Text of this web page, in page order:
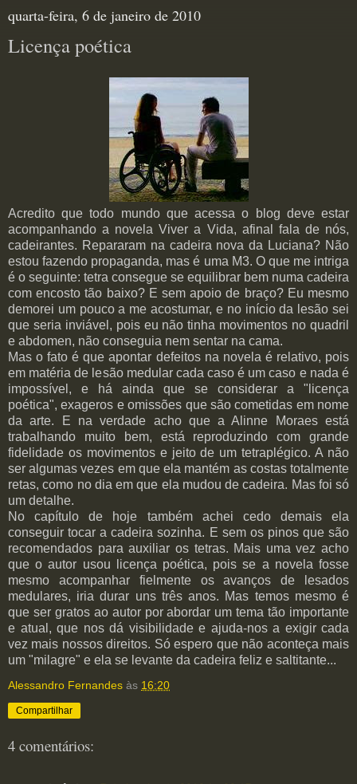
quarta-feira, 6 de janeiro de 2010
Licença poética
Acredito que todo mundo que acessa o blog deve estar
acompanhando a novela Viver a Vida, afinal fala de nós,
cadeirantes. Repararam na cadeira nova da Luciana? Não
estou fazendo propaganda, mas é uma M3. O que me intriga
é o seguinte: tetra consegue se equilibrar bem numa cadeira
com encosto tão baixo? E sem apoio de braço? Eu mesmo
demorei um pouco a me acostumar, e no início da lesão sei
que seria inviável, pois eu não tinha movimentos no quadril
e abdomen, não conseguia nem sentar na cama.
Mas o fato é que apontar defeitos na novela é relativo, pois
em matéria de lesão medular cada caso é um caso e nada é
impossível, e há ainda que se considerar a "licença
poética", exageros e omissões que são cometidas em nome
da arte. E na verdade acho que a Alinne Moraes está
trabalhando muito bem, está reproduzindo com grande
fidelidade os movimentos e jeito de um tetraplégico. A não
ser algumas vezes em que ela mantém as costas totalmente
retas, como no dia em que ela mudou de cadeira. Mas foi só
um detalhe.
No capítulo de hoje também achei cedo demais ela
conseguir tocar a cadeira sozinha. E sem os pinos que são
recomendados para auxiliar os tetras. Mais uma vez acho
que o autor usou licença poética, pois se a novela fosse
mesmo acompanhar fielmente os avanços de lesados
medulares, iria durar uns três anos. Mas temos mesmo é
que ser gratos ao autor por abordar um tema tão importante
e atual, que nos dá visibilidade e ajuda-nos a exigir cada
vez mais nossos direitos. Só espero que não aconteça mais
um "milagre" e ela se levante da cadeira feliz e saltitante...
Alessandro Fernandes às 16:20
Compartilhar
4 comentários: